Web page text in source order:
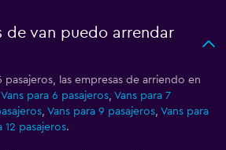
de van puedo arrendar
pasajeros, las empresas de arriendo en
Vans para 6 pasajeros Vans para 7
Vans para 9 pasajeros Vans para
12 pasajeros.